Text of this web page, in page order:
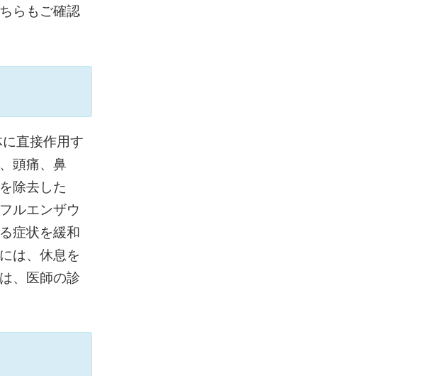
らもご確認
直接作用す
頭痛、鼻
除去した
ルエンザウ
症状を緩和
は、休息を
、医師の診